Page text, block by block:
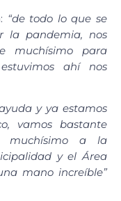
“de todo lo que se
la pandemia, nos
muchísimo para
ahí nos
y ya estamos
vamos bastante
muchísimo a la
y el Área
mano increíble”